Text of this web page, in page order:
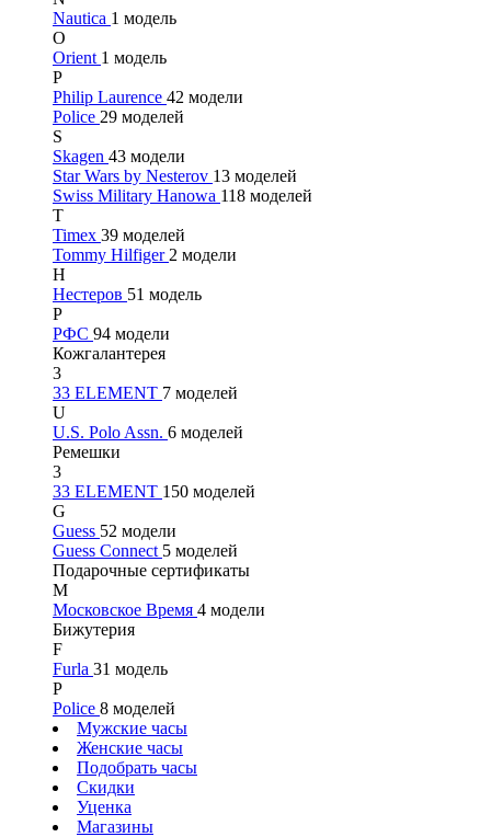
Nautica 1 модель
O
Orient 1 модель
P
Philip Laurence 42 модели
Police 29 моделей
S
Skagen 43 модели
Star Wars by Nesterov 13 моделей
Swiss Military Hanowa 118 моделей
T
Timex 39 моделей
Tommy Hilfiger 2 модели
Н
Нестеров 51 модель
Р
РФС 94 модели
Кожгалантерея
3
33 ELEMENT 7 моделей
U
U.S. Polo Assn. 6 моделей
Ремешки
3
33 ELEMENT 150 моделей
G
Guess 52 модели
Guess Connect 5 моделей
Подарочные сертификаты
М
Московское Время 4 модели
Бижутерия
F
Furla 31 модель
P
Police 8 моделей
Мужские часы
Женские часы
Подобрать часы
Скидки
Уценка
Магазины